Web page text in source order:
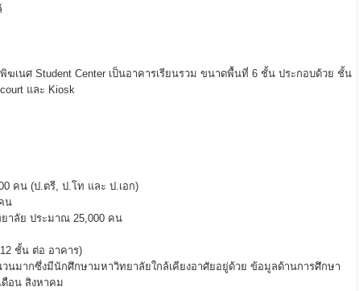
ฆเนศ Student Center เป็นอาคารเรียนรวม ขนาดพื้นที่ 6 ชั้น ประกอบด้วย ชั้น
และ Kiosk
คน (ป.ตรี, ป.โท และ ป.เอก)
น
าลัย ประมาณ 25,000 คน
ชั้น ต่อ อาคาร)
นมากซึ่งมีนักศึกษามหาวิทยาลัยใกล้เคียงอาศัยอยู่ด้วย ข้อมูลด้านการศึกษา
ดือน สิงหาคม